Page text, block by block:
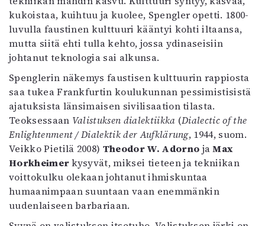
kukoistaa, kuihtuu ja kuolee, Spengler opetti. 1800-
luvulla faustinen kulttuuri kääntyi kohti iltaansa,
mutta siitä ehti tulla kehto, jossa ydinaseisiin
johtanut teknologia sai alkunsa.
Spenglerin näkemys faustisen kulttuurin rappiosta
saa tukea Frankfurtin koulukunnan pessimistisistä
ajatuksista länsimaisen sivilisaation tilasta.
Teoksessaan Valistuksen dialektiikka (Dialectic of the
Enlightenment /Dialektik der Aufklärung, 1944, suom.
Veikko Pietilä 2008) TheodorW. Adorno jaMax
Horkheimerkysyvät, miksei tieteen ja tekniikan
voittokulku olekaan johtanut ihmiskuntaa
humaanimpaan suuntaan vaan enemmänkin
uudenlaiseen barbariaan.